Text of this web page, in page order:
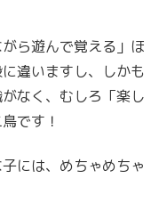
ら遊んで覚える」ほ
違いますし、しかも
なく、むしろ「楽し
です！
には、めちゃめちゃ